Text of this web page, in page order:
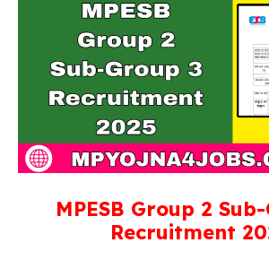
MPESB Group 2
Recruitment